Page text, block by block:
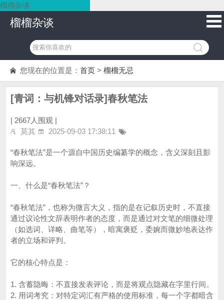
榴榴杂谈
榴榴杂谈
您现在的位置是： 首页 > 榴榴无忌
[青词：与机锋对话录]春秋笔法
| 2667人围观 |
莫其
2025-09-03 17:38:11
“春秋笔法”是一个源自中国历史编纂学的概念，含义深刻且影
响深远。
一、什么是“春秋笔法”？
“春秋笔法”，也称为微言大义，指的是在记叙历史时，不直接
通过议论性文辞表明作者的态度，而是通过对文笔的细微处理
（如选词、详略、曲笔等），暗寓褒贬，委婉而微妙地表达作
者的立场和评判。
它的核心特点是：
1. 含蓄隐晦：不直接发表评论，而是将观点隐藏在字里行间。
2. 用词考究：对特定词汇有严格的使用标准，每一个字都暗含